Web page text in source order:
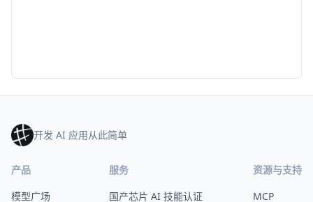
开发 AI 应用从此简单
产品
模型广场
服务
国产芯片 AI 技能认证
资源与支持
MCP